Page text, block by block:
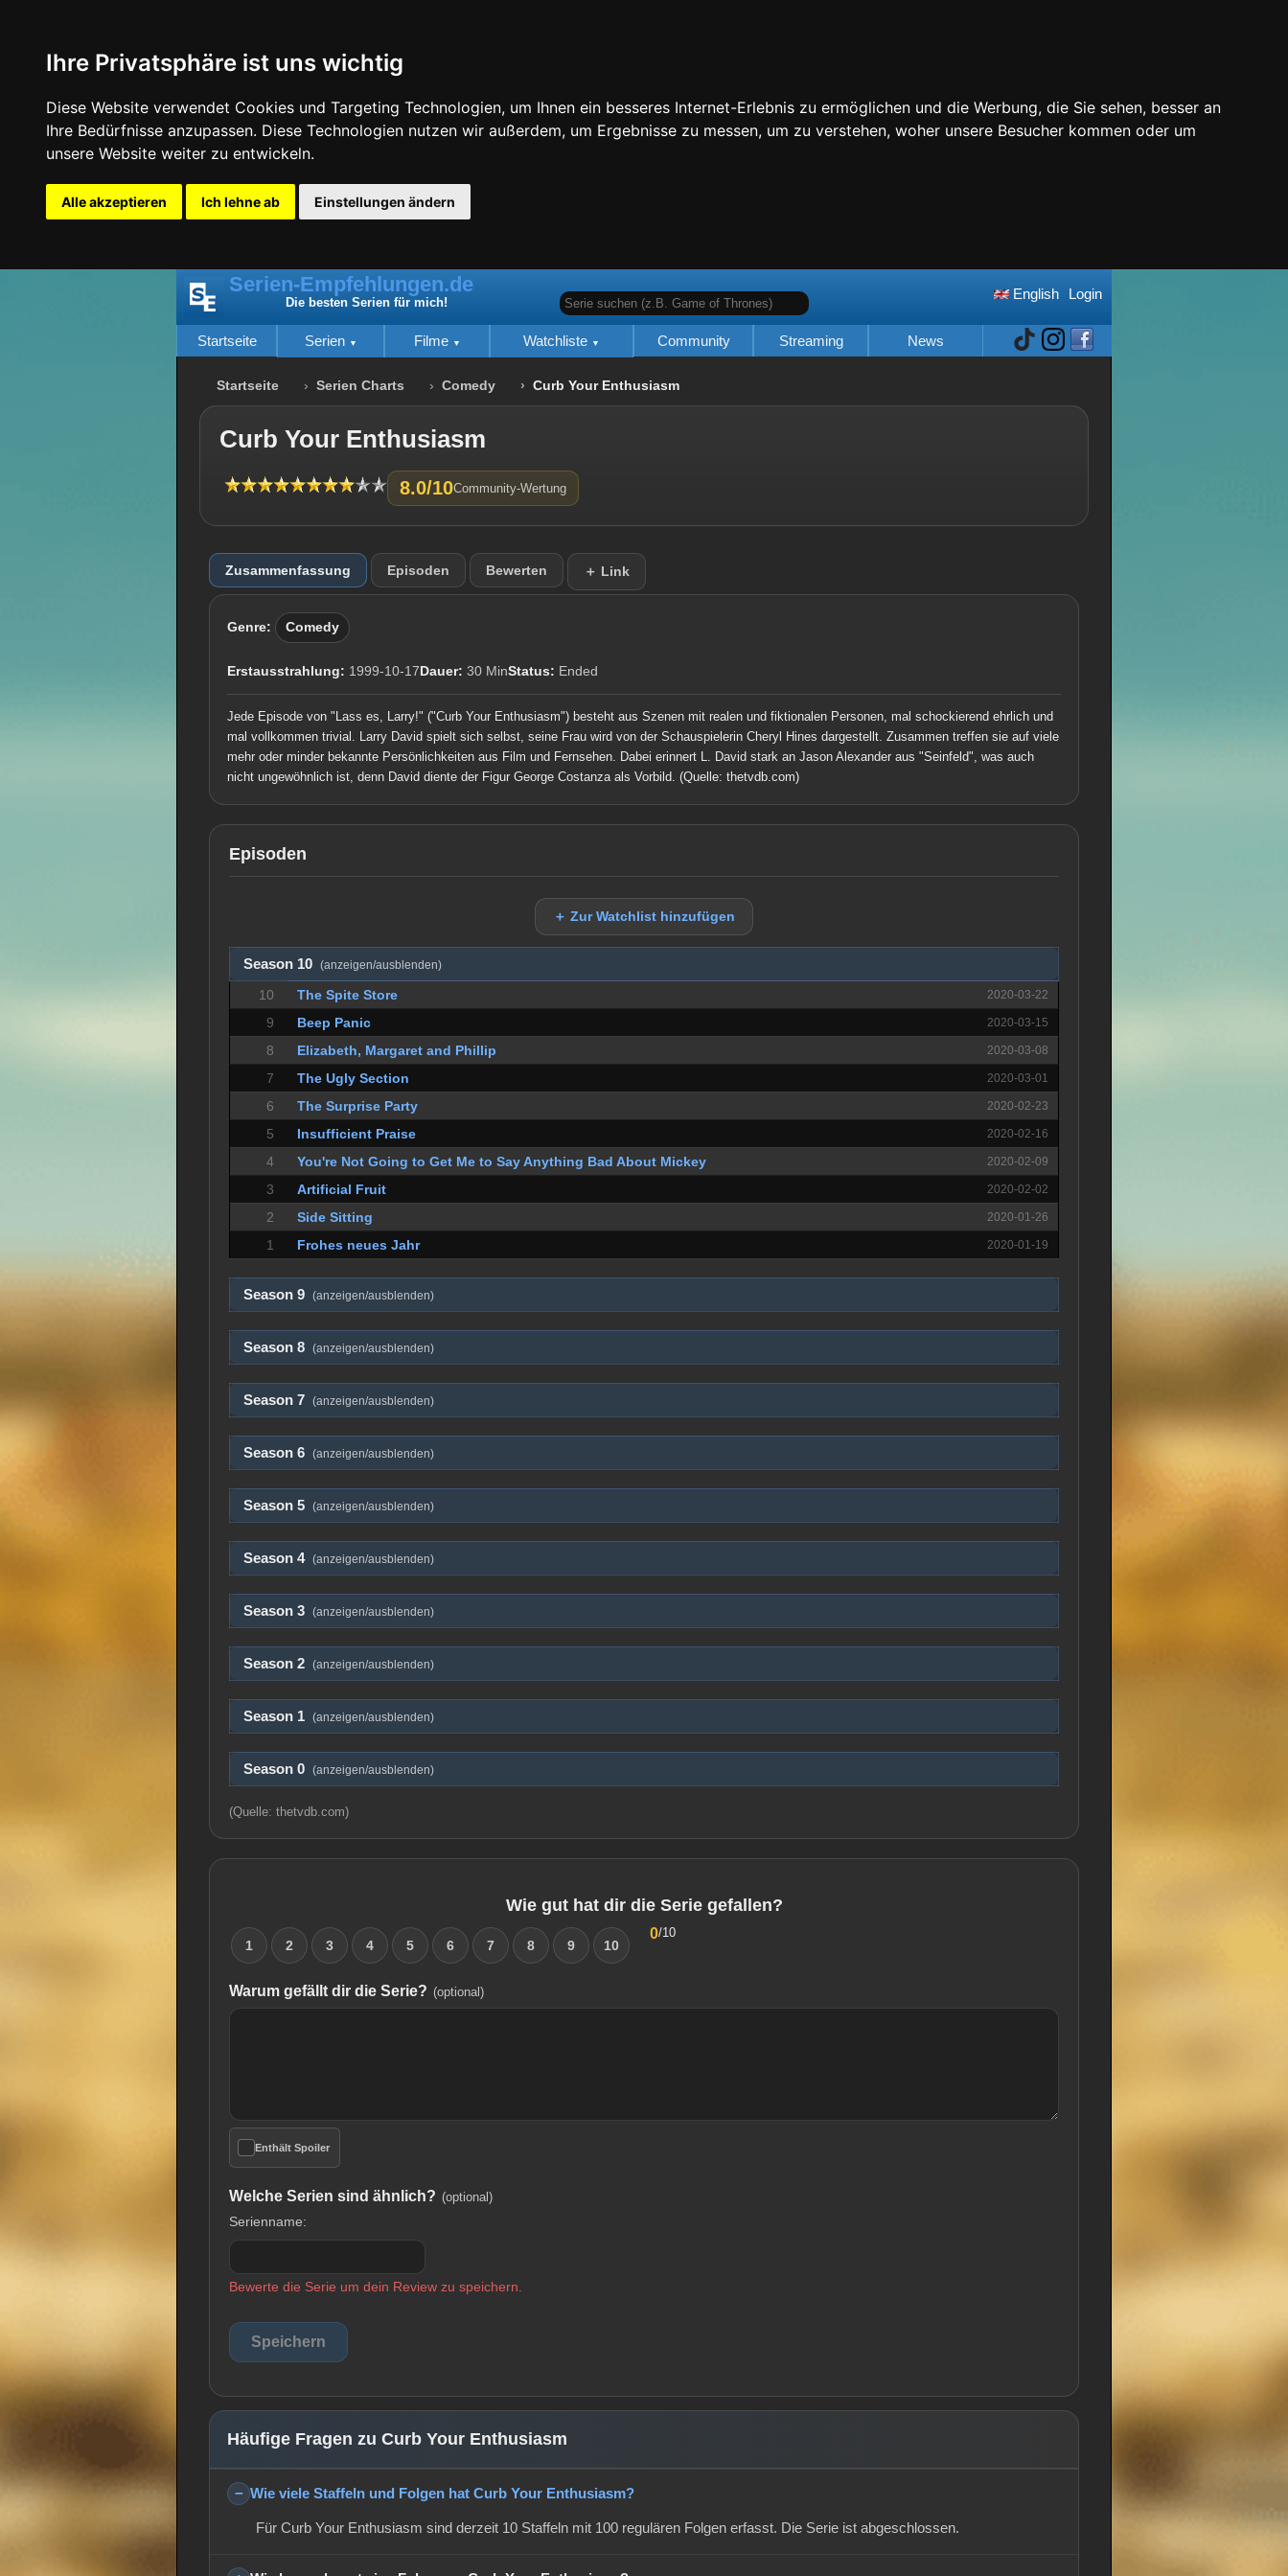
Ihre Privatsphäre ist uns wichtig
Diese Website verwendet Cookies und Targeting Technologien, um Ihnen ein besseres Internet-Erlebnis zu ermöglichen und die Werbung, die Sie sehen, besser an
Ihre Bedürfnisse anzupassen. Diese Technologien nutzen wir außerdem, um Ergebnisse zu messen, um zu verstehen, woher unsere Besucher kommen oder um
unsere Website weiter zu entwickeln.
Alle akzeptieren Ich lehne ab Einstellungen ändern
Login
English
Serie suchen (z.B. Game of Thrones)
Serien-Empfehlungen.de
Die besten Serien für mich!
Startseite Serien Filme Watchliste Community Streaming News
Startseite Serien Charts Comedy Curb Your Enthusiasm
Curb Your Enthusiasm
8.0/10Community-Wertung
Zusammenfassung Episoden Bewerten ＋ Link
Genre: Comedy
Erstausstrahlung: 1999-10-17Dauer: 30 MinStatus: Ended
Jede Episode von "Lass es, Larry!" ("Curb Your Enthusiasm") besteht aus Szenen mit realen und fiktionalen Personen, mal schockierend ehrlich und
mal vollkommen trivial. Larry David spielt sich selbst, seine Frau wird von der Schauspielerin Cheryl Hines dargestellt. Zusammen treffen sie auf viele
mehr oder minder bekannte Persönlichkeiten aus Film und Fernsehen. Dabei erinnert L. David stark an Jason Alexander aus "Seinfeld", was auch
nicht ungewöhnlich ist, denn David diente der Figur George Costanza als Vorbild. (Quelle: thetvdb.com)
Episoden
＋ Zur Watchlist hinzufügen
Season 10 (anzeigen/ausblenden)
10 The Spite Store 2020-03-22
9 Beep Panic 2020-03-15
8 Elizabeth, Margaret and Phillip 2020-03-08
7 The Ugly Section 2020-03-01
6 The Surprise Party 2020-02-23
5 Insufficient Praise 2020-02-16
4 You're Not Going to Get Me to Say Anything Bad About Mickey 2020-02-09
3 Artificial Fruit 2020-02-02
2 Side Sitting 2020-01-26
1 Frohes neues Jahr 2020-01-19
Season 9 (anzeigen/ausblenden)
Season 8 (anzeigen/ausblenden)
Season 7 (anzeigen/ausblenden)
Season 6 (anzeigen/ausblenden)
Season 5 (anzeigen/ausblenden)
Season 4 (anzeigen/ausblenden)
Season 3 (anzeigen/ausblenden)
Season 2 (anzeigen/ausblenden)
Season 1 (anzeigen/ausblenden)
Season 0 (anzeigen/ausblenden)
(Quelle: thetvdb.com)
Wie gut hat dir die Serie gefallen?
1 2 3 4 5 6 7 8 9 10
0/10
Warum gefällt dir die Serie? (optional)
Enthält Spoiler
Welche Serien sind ähnlich? (optional)
Serienname:
Bewerte die Serie um dein Review zu speichern.
Häufige Fragen zu Curb Your Enthusiasm
Wie viele Staffeln und Folgen hat Curb Your Enthusiasm?
Für Curb Your Enthusiasm sind derzeit 10 Staffeln mit 100 regulären Folgen erfasst. Die Serie ist abgeschlossen.